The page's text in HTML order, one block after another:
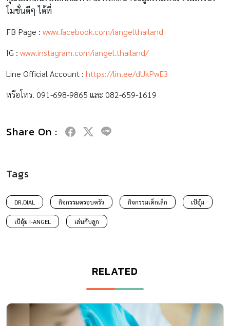
โมชั่นดีๆ ได้ที่
FB Page : www.facebook.com/iangelthailand
IG : www.instagram.com/iangel.thailand/
Line Official Account : https://lin.ee/dUkPwE3
หรือโทร. 091-698-9865 และ 082-659-1619
Share On :
Tags
DR.DIAL กิจกรรมครอบครัว กิจกรรมเด็กเล็ก เป้อุ้ม
เป้อุ้ม I-ANGEL เล่นกับลูก
RELATED